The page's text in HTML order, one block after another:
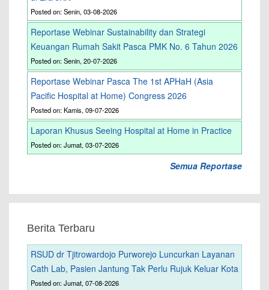
Posted on: Senin, 03-08-2026
Reportase Webinar Sustainability dan Strategi
Keuangan Rumah Sakit Pasca PMK No. 6 Tahun 2026
Posted on: Senin, 20-07-2026
Reportase Webinar Pasca The 1st APHaH (Asia
Pacific Hospital at Home) Congress 2026
Posted on: Kamis, 09-07-2026
Laporan Khusus Seeing Hospital at Home in Practice
Posted on: Jumat, 03-07-2026
Semua Reportase
Berita Terbaru
RSUD dr Tjitrowardojo Purworejo Luncurkan Layanan
Cath Lab, Pasien Jantung Tak Perlu Rujuk Keluar Kota
Posted on: Jumat, 07-08-2026